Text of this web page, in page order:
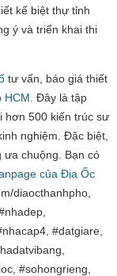
kế biệt thự tỉnh
ý và triển khai thi
tư vấn, báo giá thiết
Đây là tập
hơn 500 kiến trúc sư
nghiệm. Đặc biệt,
ưa chuộng. Bạn có
của Địa Ốc
diaocthanhpho,
#datgiare,
#sohongrieng,